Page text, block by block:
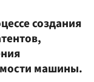
создания
машины.